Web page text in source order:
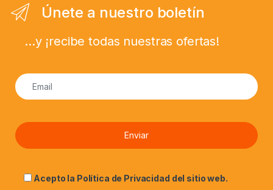
Únete a nuestro boletín
...y ¡recibe todas nuestras ofertas!
Acepto la Política de Privacidad del sitio web.